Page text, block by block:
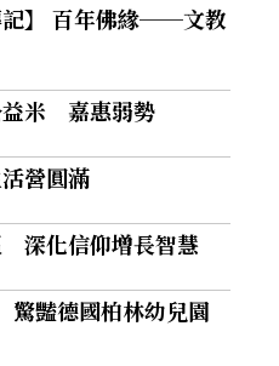
記】 百年佛緣──文教
益米 嘉惠弱勢
營圓滿
深化信仰增長智慧
豔德國柏林幼兒園